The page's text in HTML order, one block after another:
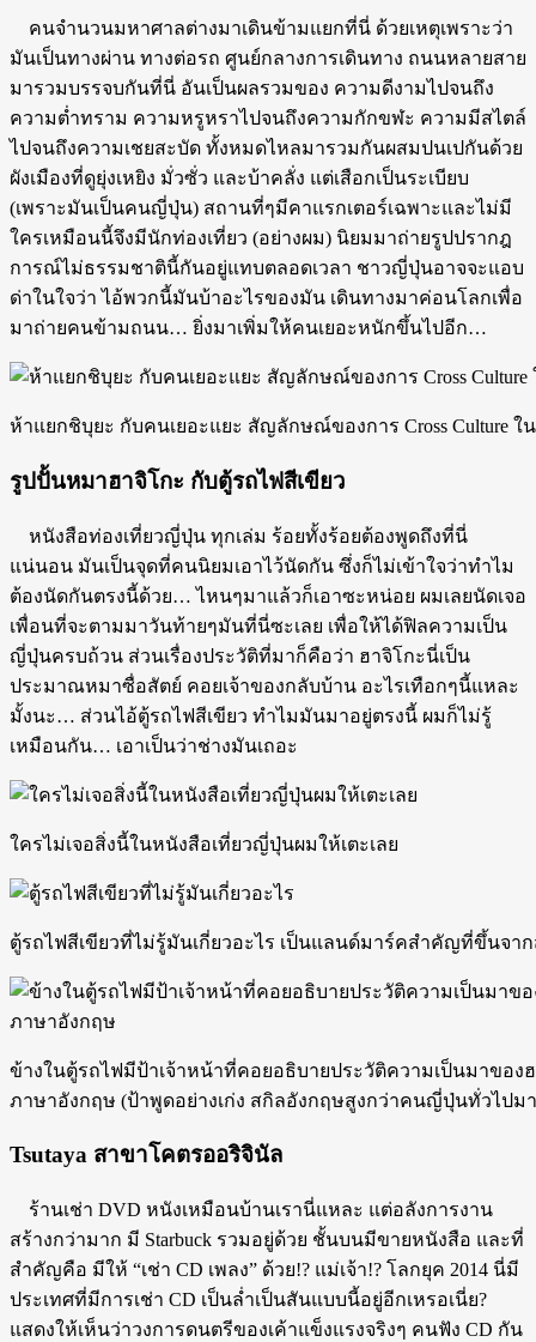
คนจำนวนมหาศาลต่างมาเดินข้ามแยกที่นี่ ด้วยเหตุเพราะว่า
มันเป็นทางผ่าน ทางต่อรถ ศูนย์กลางการเดินทาง ถนนหลายสาย
มารวมบรรจบกันที่นี่ อันเป็นผลรวมของ ความดีงามไปจนถึง
ความต่ำทราม ความหรูหราไปจนถึงความกักขฬะ ความมีสไตล์
ไปจนถึงความเชยสะบัด ทั้งหมดไหลมารวมกันผสมปนเปกันด้วย
ผังเมืองที่ดูยุ่งเหยิง มั่วซั่ว และบ้าคลั่ง แต่เสือกเป็นระเบียบ
(เพราะมันเป็นคนญี่ปุ่น) สถานที่ๆมีคาแรกเตอร์เฉพาะและไม่มี
ใครเหมือนนี้จึงมีนักท่องเที่ยว (อย่างผม) นิยมมาถ่ายรูปปรากฎ
การณ์ไม่ธรรมชาตินี้กันอยู่แทบตลอดเวลา ชาวญี่ปุ่นอาจจะแอบ
ด่าในใจว่า ไอ้พวกนี้มันบ้าอะไรของมัน เดินทางมาค่อนโลกเพื่อ
มาถ่ายคนข้ามถนน… ยิ่งมาเพิ่มให้คนเยอะหนักขึ้นไปอีก…
ห้าแยกชิบุยะ กับคนเยอะแยะ สัญลักษณ์ของการ Cross Culture ใ
รูปปั้นหมาฮาจิโกะ กับตู้รถไฟสีเขียว
หนังสือท่องเที่ยวญี่ปุ่น ทุกเล่ม ร้อยทั้งร้อยต้องพูดถึงที่นี่
แน่นอน มันเป็นจุดที่คนนิยมเอาไว้นัดกัน ซึ่งก็ไม่เข้าใจว่าทำไม
ต้องนัดกันตรงนี้ด้วย… ไหนๆมาแล้วก็เอาซะหน่อย ผมเลยนัดเจอ
เพื่อนที่จะตามมาวันท้ายๆมันที่นี่ซะเลย เพื่อให้ได้ฟิลความเป็น
ญี่ปุ่นครบถ้วน ส่วนเรื่องประวัติที่มาก็คือว่า ฮาจิโกะนี่เป็น
ประมาณหมาซื่อสัตย์ คอยเจ้าของกลับบ้าน อะไรเทือกๆนี้แหละ
มั้งนะ… ส่วนไอ้ตู้รถไฟสีเขียว ทำไมมันมาอยู่ตรงนี้ ผมก็ไม่รู้
เหมือนกัน… เอาเป็นว่าช่างมันเถอะ
ใครไม่เจอสิ่งนี้ในหนังสือเที่ยวญี่ปุ่นผมให้เตะเลย
ตู้รถไฟสีเขียวที่ไม่รู้มันเกี่ยวอะไร เป็นแลนด์มาร์คสำคัญที่ขึ้นจาก
ข้างในตู้รถไฟมีป้าเจ้าหน้าที่คอยอธิบายประวัติความเป็นมาของ
ภาษาอังกฤษ (ป้าพูดอย่างเก่ง สกิลอังกฤษสูงกว่าคนญี่ปุ่นทั่วไปม
Tsutaya สาขาโคตรออริจินัล
ร้านเช่า DVD หนังเหมือนบ้านเรานี่แหละ แต่อลังการงาน
สร้างกว่ามาก มี Starbuck รวมอยู่ด้วย ชั้นบนมีขายหนังสือ และที่
สำคัญคือ มีให้ “เช่า CD เพลง” ด้วย!? แม่เจ้า!? โลกยุค 2014 นี่มี
ประเทศที่มีการเช่า CD เป็นล่ำเป็นสันแบบนี้อยู่อีกเหรอเนี่ย?
แสดงให้เห็นว่าวงการดนตรีของเค้าแข็งแรงจริงๆ คนฟัง CD กัน